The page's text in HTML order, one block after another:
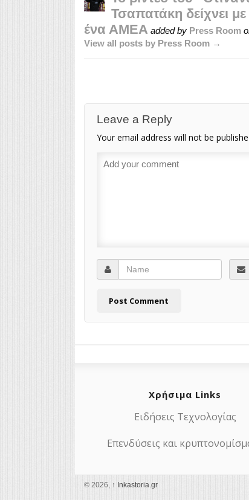
Τσαπατάκη δείχνει
ένα ΑΜΕΑ added by Press Room
View all posts by Press Room →
Leave a Reply
Your email address will not be
Χρήσιμα Links
Ειδήσεις Τεχνολογίας
Επενδύσεις και
© 2026, ↑ Ιnkastoria.gr